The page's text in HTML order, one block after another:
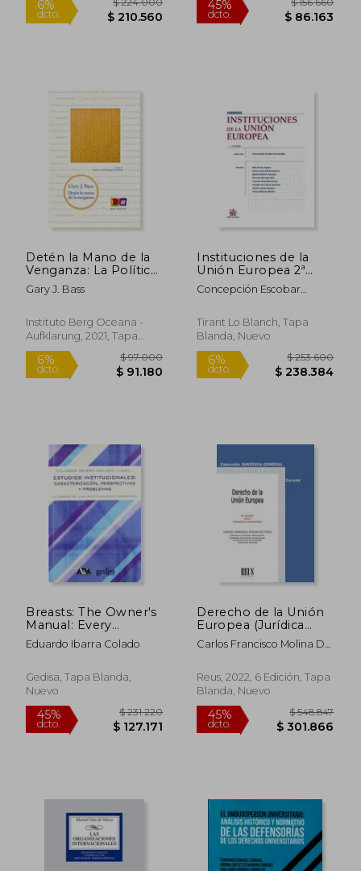
dcto. $ 210.560
45%
dcto.
Detén la Mano de la
Venganza: La Política
de los Tribunales
Internacionales de
Gary J. Bass
Instituto Berg Oceana -
Aufklarung, 2021, Tapa
Dura, Nuevo
6% $ 97.000
Instituciones de la
Unión Europea 2ª
Edición 2015
(Manuales de
Administrativo,
Financiero e
Público)
Concepción Escobar
Tirant Lo Blanch, Tapa
Blanda, Nuevo
6%
Breasts: The Owner's
Manual: Every
Woman's Guide to
Reducing Cancer
Treatment Choices,
and Optimizing
Eduardo Ibarra Colado
Gedisa, Tapa Blanda,
Nuevo
Derecho de la Unión
Europea (Jurídica
General-Cursos)
Carlos Francisco Molina Del
Reus, 2022, 6 Edición, Tapa
Blanda, Nuevo